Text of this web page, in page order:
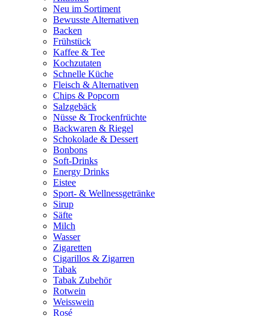
Neu im Sortiment
Bewusste Alternativen
Backen
Frühstück
Kaffee & Tee
Kochzutaten
Schnelle Küche
Fleisch & Alternativen
Chips & Popcorn
Salzgebäck
Nüsse & Trockenfrüchte
Backwaren & Riegel
Schokolade & Dessert
Bonbons
Soft-Drinks
Energy Drinks
Eistee
Sport- & Wellnessgetränke
Sirup
Säfte
Milch
Wasser
Zigaretten
Cigarillos & Zigarren
Tabak
Tabak Zubehör
Rotwein
Weisswein
Rosé